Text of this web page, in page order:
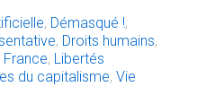
, Démasqué !,
, Droits humains,
France, Libertés
du capitalisme,Vie